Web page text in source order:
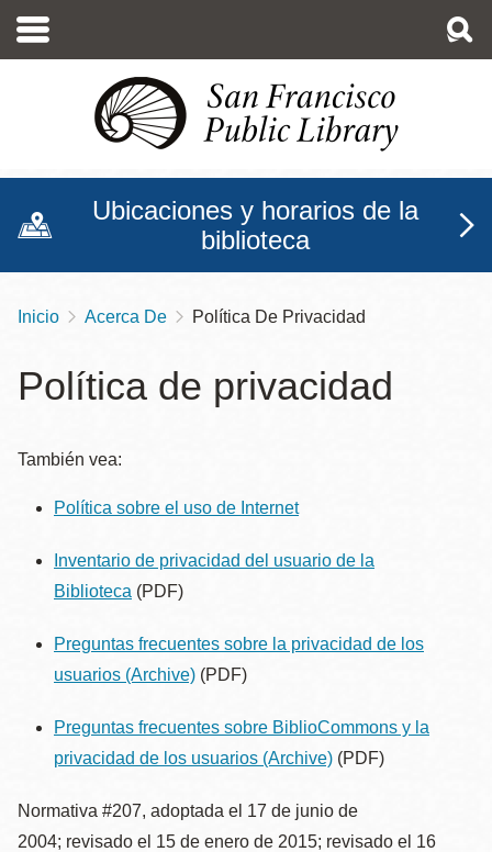
contenido
Ubicaciones y horarios de la
biblioteca
Sobrescribir
de
a
la
Inicio Acerca De Política De Privacidad
Política de privacidad
También vea:
Política sobre el uso de Internet
Inventario de privacidad del usuario de la
Biblioteca (PDF)
Preguntas frecuentes sobre la privacidad de los
usuarios (Archive) (PDF)
Preguntas frecuentes sobre BiblioCommons y la
privacidad de los usuarios (Archive) (PDF)
Normativa #207, adoptada el 17 de junio de
2004; revisado el 15 de enero de 2015; revisado el 16